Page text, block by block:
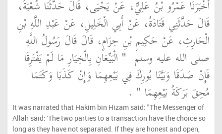
أَخْبَرَنَا عَمْرُو بْنُ عَلِيٍّ، عَنْ يَحْيَى، قَالَ حَدَّثَنَا شُعْبَةُ،
قَالَ حَدَّثَنِي قَتَادَةُ، عَنْ أَبِي الْخَلِيلِ، عَنْ عَبْدِ اللَّهِ بْنِ
الْحَارِثِ، عَنْ حَكِيمِ بْنِ حِزَامٍ، قَالَ قَالَ رَسُولُ اللَّهِ
صلى الله عليه وسلم ‏ "‏ الْبَيِّعَانِ بِالْخِيَارِ مَا لَمْ يَفْتَرِقَا
فَإِنْ صَدَقَا وَبَيَّنَا بُورِكَ فِي بَيْعِهِمَا وَإِنْ كَذَبَا وَكَتَمَا
مُحِقَ بَرَكَةُ بَيْعِهِمَا ‏" ‏ ‏.‏
It was narrated that Hakim bin Hizam said: "The Messenger of
Allah said: 'The two parties to a transaction have the choice so
long as they have not separated. If they are honest and open,